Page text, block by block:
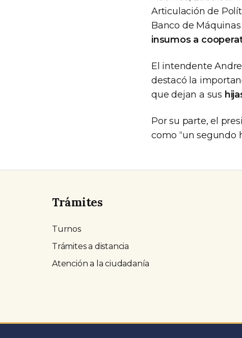
Articulación de
Banco de
insumos a
El intendente
destacó la
que dejan a sus
Por su parte, el
como “un segundo
Trámites
Turnos
Trámites a distancia
Atención a la ciudadanía